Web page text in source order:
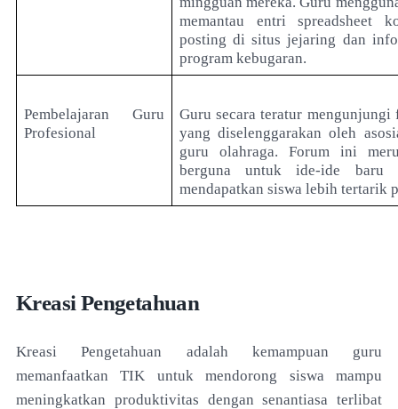
memantau entri spreadsheet
posting di situs jejaring dan
program kebugaran.
Pembelajaran Guru
Profesional
Guru secara teratur
yang diselenggarakan oleh
guru olahraga. Forum ini
berguna untuk ide-ide baru
mendapatkan siswa lebih tertarik
Kreasi Pengetahuan
Kreasi Pengetahuan adalah kemampuan guru
memanfaatkan TIK untuk mendorong siswa mampu
meningkatkan produktivitas dengan senantiasa terlibat